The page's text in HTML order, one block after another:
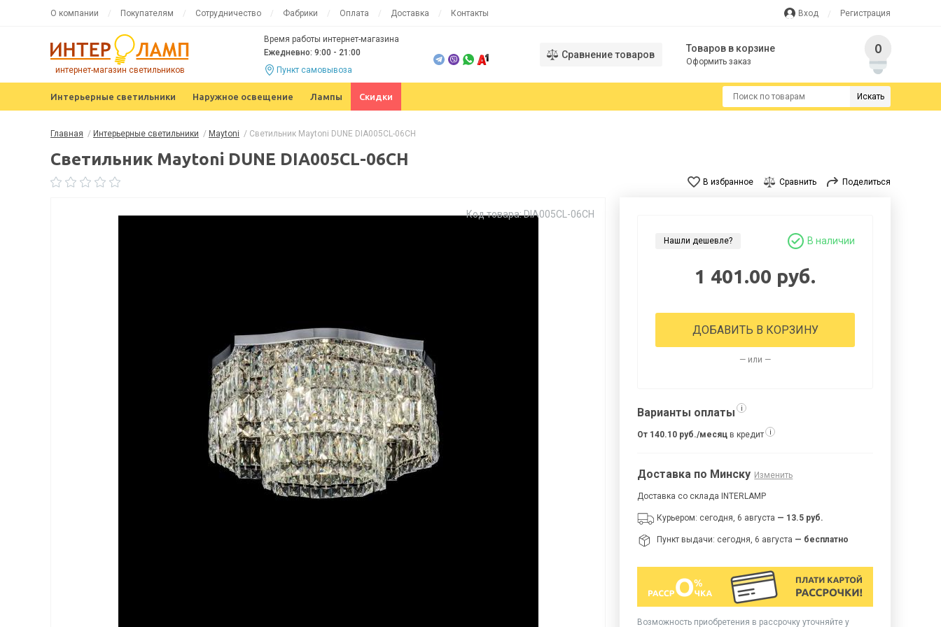
О компании Покупателям Сотрудничество Фабрики Оплата Доставка Контакты Вход Регистрация
интернет-магазин светильников
Время работы интернет-магазина
Ежедневно: 9:00 - 21:00
Пункт самовывоза
Сравнение товаров
Товаров в корзине
Оформить заказ
0
Интерьерные светильники Наружное освещение Лампы Скидки Искать
Главная / Интерьерные светильники / Maytoni / Светильник Maytoni DUNE DIA005CL-06CH
Светильник Maytoni DUNE DIA005CL-06CH
В избранное Сравнить Поделиться
Код товара: DIA005CL-06CH
Нашли дешевле? В наличии
1 401.00 руб.
ДОБАВИТЬ В КОРЗИНУ
— или —
Варианты оплаты i
От 140.10 руб./месяц в кредит i
Доставка по Минску Изменить
Доставка со склада INTERLAMP
Курьером: сегодня, 6 августа — 13.5 руб.
Пункт выдачи: сегодня, 6 августа — бесплатно
Возможность приобретения в рассрочку уточняйте у